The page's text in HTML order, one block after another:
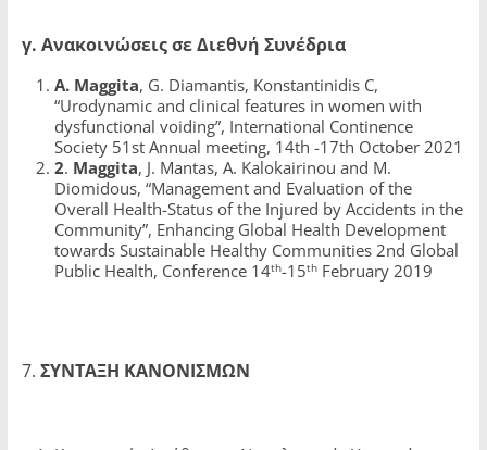
γ. ΑνακοινώσειςσεΔιεθνή Συνέδρια
A. Maggita, G. Diamantis, Konstantinidis C,
“Urodynamic and clinical features in women with
dysfunctional voiding”, International Continence
Society 51st Annual meeting, 14th -17th October 2021
2. Maggita, J. Mantas, A. Kalokairinou and M.
Diomidous, “Management and Evaluation of the
Overall Health-Status of the Injured by Accidents in the
Community”, Enhancing Global Health Development
towards Sustainable Healthy Communities 2nd Global
Public Health, Conference 14th-15thFebruary 2019
7. ΣΥΝΤΑΞΗ ΚΑΝΟΝΙΣΜΩΝ